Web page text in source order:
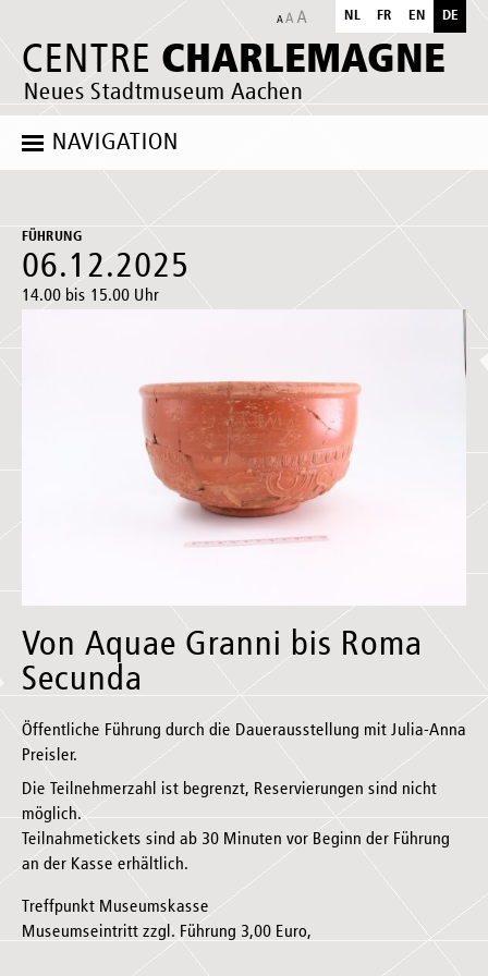
CENTRE CHARLEMAGNE
Neues Stadtmuseum Aachen
NL FR EN DE
NAVIGATION
FÜHRUNG
06.12.2025
14.00 bis 15.00 Uhr
Von Aquae Granni bis Roma
Secunda
Öffentliche Führung durch die Dauerausstellung mit Julia-Anna
Preisler.
Die Teilnehmerzahl ist begrenzt, Reservierungen sind nicht
möglich.
Teilnahmetickets sind ab 30 Minuten vor Beginn der Führung
an der Kasse erhältlich.
Treffpunkt Museumskasse
Museumseintritt zzgl. Führung 3,00 Euro,